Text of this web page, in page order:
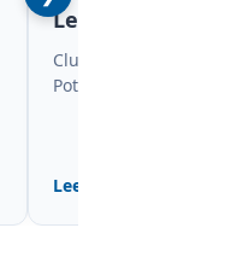
Leones
Club de Leones
Potrillos – Distrito
Leer Historia →